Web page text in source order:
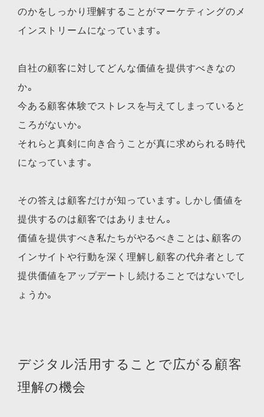
のかをしっかり理解することがマーケティングのメ
インストリームになっています。
自社の顧客に対してどんな価値を提供すべきなの
か。
今ある顧客体験でストレスを与えてしまっていると
ころがないか。
それらと真剣に向き合うことが真に求められる時代
になっています。
その答えは顧客だけが知っています。しかし価値を
提供するのは顧客ではありません。
価値を提供すべき私たちがやるべきことは、顧客の
インサイトや行動を深く理解し顧客の代弁者として
提供価値をアップデートし続けることではないでし
ょうか。
デジタル活用することで広がる顧客
理解の機会